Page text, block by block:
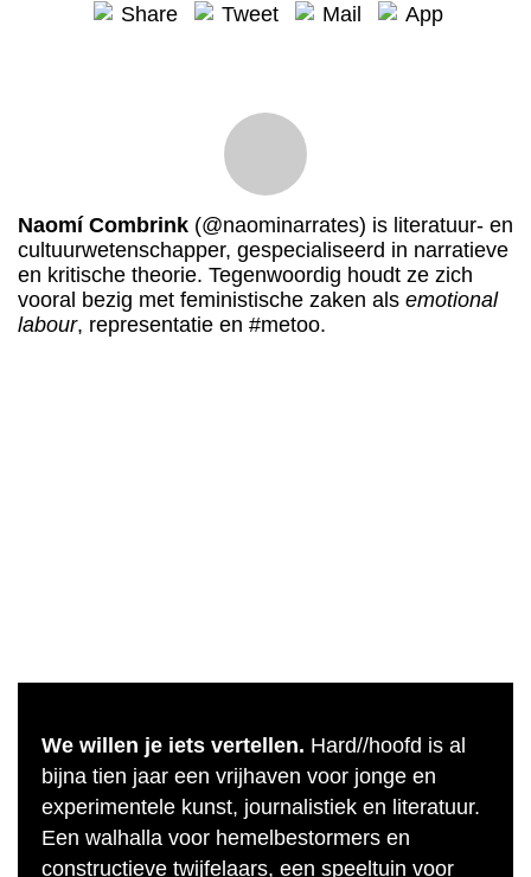
Share Tweet Mail App
Naomí Combrink (@naominarrates) is literatuur- en
cultuurwetenschapper, gespecialiseerd in narratieve
en kritische theorie. Tegenwoordig houdt ze zich
vooral bezig met feministische zaken als emotional
labour, representatie en #metoo.
We willen je iets vertellen. Hard//hoofd is al
bijna tien jaar een vrijhaven voor jonge en
experimentele kunst, journalistiek en literatuur.
Een walhalla voor hemelbestormers en
constructieve twijfelaars, een speeltuin voor